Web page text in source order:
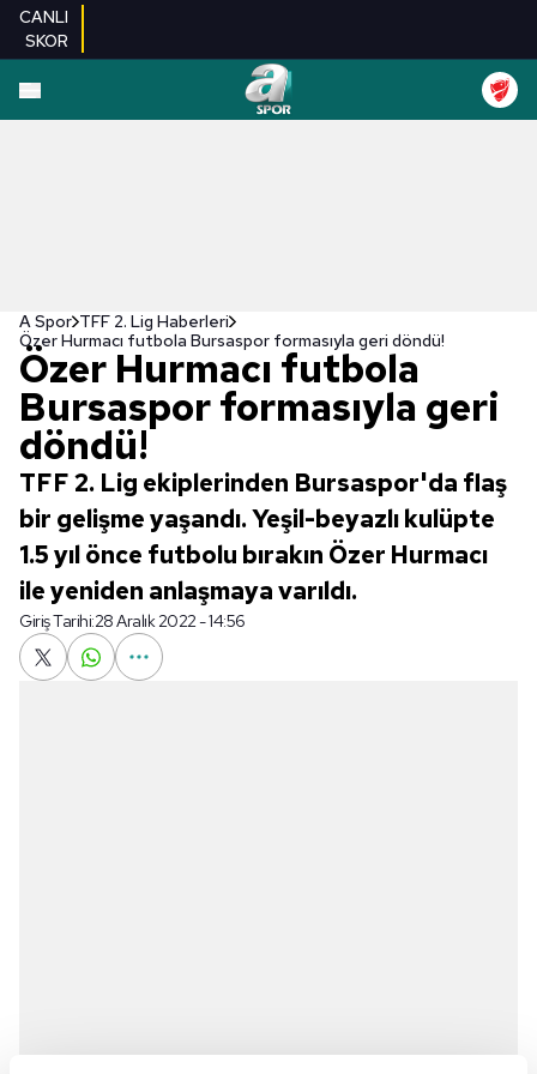
CANLI
SKOR
A Spor TFF 2. Lig Haberleri
Özer Hurmacı futbola Bursaspor formasıyla geri döndü!
Özer Hurmacı futbola
Bursaspor formasıyla geri
döndü!
TFF 2. Lig ekiplerinden Bursaspor'da flaş
bir gelişme yaşandı. Yeşil-beyazlı kulüpte
1.5 yıl önce futbolu bırakın Özer Hurmacı
ile yeniden anlaşmaya varıldı.
Giriş Tarihi:28 Aralık 2022 - 14:56